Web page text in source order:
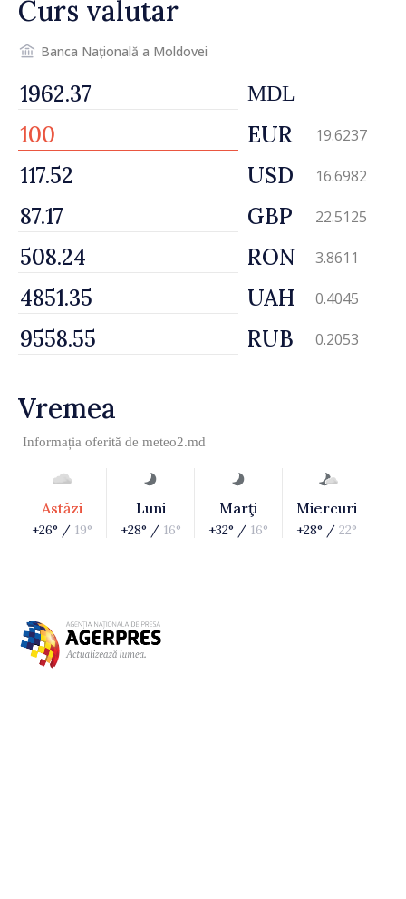
Curs valutar
Banca Națională a Moldovei
MDL
EUR 19.6237
USD 16.6982
GBP 22.5125
RON 3.8611
UAH 0.4045
RUB 0.2053
Vremea
Informația oferită de meteo2.md
Astăzi
+26° / 19°
Luni
+28° / 16°
Marţi
+32° / 16°
Miercuri
+28° / 22°